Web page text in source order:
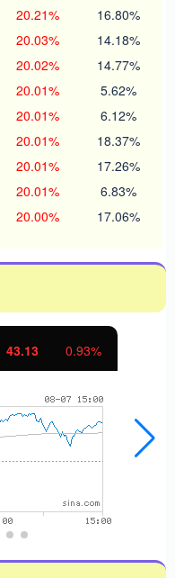
20.21% 16.80%
20.03% 14.18%
20.02% 14.77%
20.01% 5.62%
20.01% 6.12%
20.01% 18.37%
20.01% 17.26%
20.01% 6.83%
20.00% 17.06%